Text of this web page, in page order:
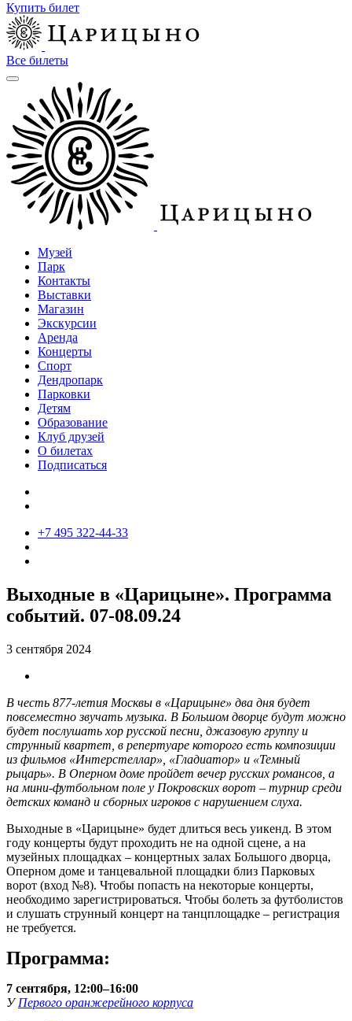
Купить билет
Все билеты
Музей
Парк
Контакты
Выставки
Магазин
Экскурсии
Аренда
Концерты
Спорт
Дендропарк
Парковки
Детям
Образование
Клуб друзей
О билетах
Подписаться
+7 495 322-44-33
Выходные в «Царицыне». Программа
событий. 07-08.09.24
3 сентября 2024
В честь 877-летия Москвы в «Царицыне» два дня будет
повсеместно звучать музыка. В Большом дворце будут можно
будет послушать хор русской песни, джазовую группу и
струнный квартет, в репертуаре которого есть композиции
из фильмов «Интерстеллар», «Гладиатор» и «Темный
рыцарь». В Оперном доме пройдет вечер русских романсов, а
на мини-футбольном поле у Покровских ворот – турнир среди
детских команд и сборных игроков с нарушением слуха.
Выходные в «Царицыне» будет длиться весь уикенд. В этом
году концерты будут проходить не на одной сцене, а на
музейных площадках – концертных залах Большого дворца,
Оперном доме и танцевальной площадки близ Парковых
ворот (вход №8). Чтобы попасть на некоторые концерты,
необходимо зарегистрироваться. Чтобы болеть за футболистов
и слушать струнный концерт на танцплощадке – регистрация
не требуется.
Программа:
7 сентября, 12:00–16:00
УПервого оранжерейного корпуса